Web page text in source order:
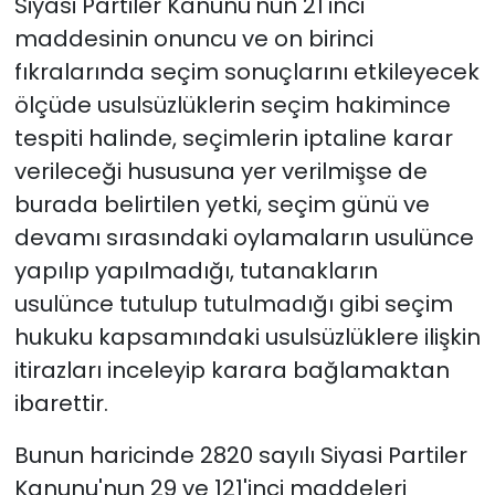
maddesinin onuncu ve on birinci
fıkralarında seçim sonuçlarını etkileyecek
ölçüde usulsüzlüklerin seçim hakimince
tespiti halinde, seçimlerin iptaline karar
verileceği hususuna yer verilmişse de
burada belirtilen yetki, seçim günü ve
devamı sırasındaki oylamaların usulünce
yapılıp yapılmadığı, tutanakların
usulünce tutulup tutulmadığı gibi seçim
hukuku kapsamındaki usulsüzlüklere ilişkin
itirazları inceleyip karara bağlamaktan
ibarettir.
Bunun haricinde 2820 sayılı Siyasi Partiler
Kanunu'nun 29 ve 121'inci maddeleri